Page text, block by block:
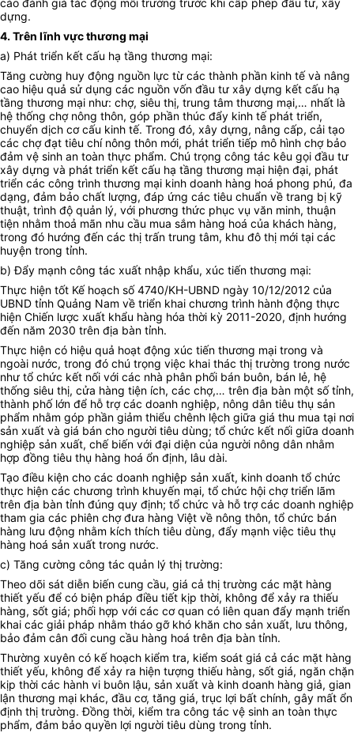
cáo đánh giá tác động môi trường trước khi cấp phép đầu tư, xây
dựng.
4. Trên lĩnh vực thương mại
a) Phát triển kết cấu hạ tầng thương mại:
Tăng cường huy động nguồn lực từ các thành phần kinh tế và nâng
cao hiệu quả sử dụng các nguồn vốn đầu tư xây dựng kết cấu hạ
tầng thương mại như: chợ, siêu thị, trung tâm thương mại,… nhất là
hệ thống chợ nông thôn, góp phần thúc đẩy kinh tế phát triển,
chuyển dịch cơ cấu kinh tế. Trong đó, xây dựng, nâng cấp, cải tạo
các chợ đạt tiêu chí nông thôn mới, phát triển tiếp mô hình chợ bảo
đảm vệ sinh an toàn thực phẩm. Chú trọng công tác kêu gọi đầu tư
xây dựng và phát triển kết cấu hạ tầng thương mại hiện đại, phát
triển các công trình thương mại kinh doanh hàng hoá phong phú, đa
dạng, đảm bảo chất lượng, đáp ứng các tiêu chuẩn về trang bị kỹ
thuật, trình độ quản lý, với phương thức phục vụ văn minh, thuận
tiện nhằm thoả mãn nhu cầu mua sắm hàng hoá của khách hàng,
trong đó hướng đến các thị trấn trung tâm, khu đô thị mới tại các
huyện trong tỉnh.
b) Đẩy mạnh công tác xuất nhập khẩu, xúc tiến thương mại:
Thực hiện tốt Kế hoạch số 4740/KH-UBND ngày 10/12/2012 của
UBND tỉnh Quảng Nam về triển khai chương trình hành động thực
hiện Chiến lược xuất khẩu hàng hóa thời kỳ 2011-2020, định hướng
đến năm 2030 trên địa bàn tỉnh.
Thực hiện có hiệu quả hoạt động xúc tiến thương mại trong và
ngoài nước, trong đó chú trọng việc khai thác thị trường trong nước
như tổ chức kết nối với các nhà phân phối bán buôn, bán lẻ, hệ
thống siêu thị, cửa hàng tiện ích, các chợ,… trên địa bàn một số tỉnh,
thành phố lớn để hỗ trợ các doanh nghiệp, nông dân tiêu thụ sản
phẩm nhằm góp phần giảm thiểu chênh lệch giữa giá thu mua tại nơi
sản xuất và giá bán cho người tiêu dùng; tổ chức kết nối giữa doanh
nghiệp sản xuất, chế biến với đại diện của người nông dân nhằm
hợp đồng tiêu thụ hàng hoá ổn định, lâu dài.
Tạo điều kiện cho các doanh nghiệp sản xuất, kinh doanh tổ chức
thực hiện các chương trình khuyến mại, tổ chức hội chợ triển lãm
trên địa bàn tỉnh đúng quy định; tổ chức và hỗ trợ các doanh nghiệp
tham gia các phiên chợ đưa hàng Việt về nông thôn, tổ chức bán
hàng lưu động nhằm kích thích tiêu dùng, đẩy mạnh việc tiêu thụ
hàng hoá sản xuất trong nước.
c) Tăng cường công tác quản lý thị trường:
Theo dõi sát diễn biến cung cầu, giá cả thị trường các mặt hàng
thiết yếu để có biện pháp điều tiết kịp thời, không để xảy ra thiếu
hàng, sốt giá; phối hợp với các cơ quan có liên quan đẩy mạnh triển
khai các giải pháp nhằm tháo gỡ khó khăn cho sản xuất, lưu thông,
bảo đảm cân đối cung cầu hàng hoá trên địa bàn tỉnh.
Thường xuyên có kế hoạch kiểm tra, kiểm soát giá cả các mặt hàng
thiết yếu, không để xảy ra hiện tượng thiếu hàng, sốt giá, ngăn chặn
kịp thời các hành vi buôn lậu, sản xuất và kinh doanh hàng giả, gian
lận thương mại khác, đầu cơ, tăng giá, trục lợi bất chính, gây mất ổn
định thị trường. Đồng thời, kiểm tra công tác vệ sinh an toàn thực
phẩm, đảm bảo quyền lợi người tiêu dùng trong tỉnh.